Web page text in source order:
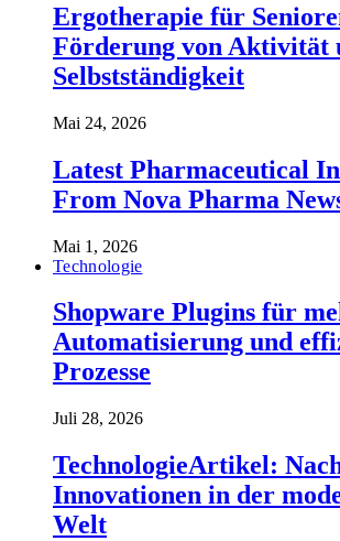
Ergotherapie für
Förderung von Aktivität
Selbstständigkeit
Mai 24, 2026
Latest Pharmaceutical
From Nova Pharma
Mai 1, 2026
Technologie
Shopware Plugins für
Automatisierung und
Prozesse
Juli 28, 2026
TechnologieArtikel:
Innovationen in der
Welt